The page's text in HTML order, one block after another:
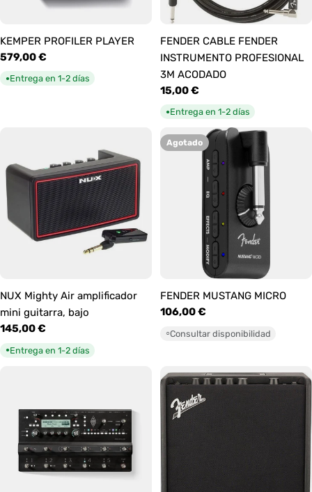
KEMPER PROFILER PLAYER
Precio
habitual
579,00 €
●Entrega en 1-2 días
FENDER CABLE FENDER
INSTRUMENTO PROFESIONAL
3M ACODADO
Precio
habitual
15,00 €
●Entrega en 1-2 días
NUX Mighty Air amplificador
mini guitarra, bajo
Precio
habitual
145,00 €
●Entrega en 1-2 días
Agotado
FENDER MUSTANG MICRO
Precio
106,00 €
○Consultar disponibilidad